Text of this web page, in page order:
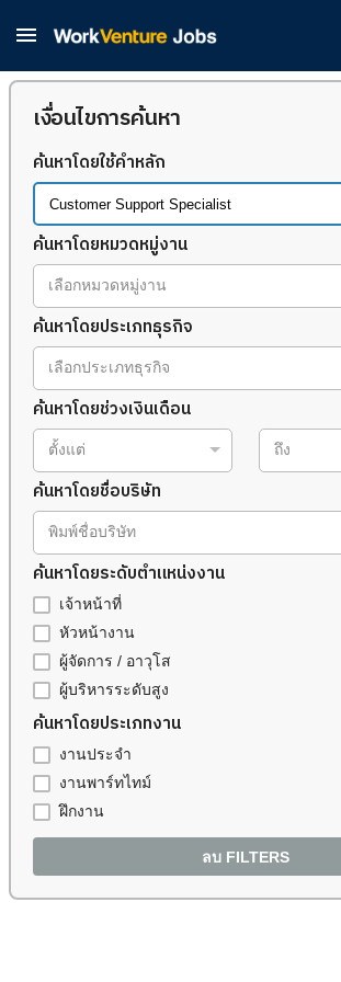

เงื่อนไขการค้นหา
ค้นหาโดยใช้คำหลัก
ค้นหาโดยหมวดหมู่งาน
เลือกหมวดหมู่งาน
ค้นหาโดยประเภทธุรกิจ
เลือกประเภทธุรกิจ
ค้นหาโดยช่วงเงินเดือน
ตั้งแต่ ถึง
ค้นหาโดยชื่อบริษัท
พิมพ์ชื่อบริษัท
ค้นหาโดยระดับตำแหน่งงาน
เจ้าหน้าที่
หัวหน้างาน
ผู้จัดการ / อาวุโส
ผู้บริหารระดับสูง
ค้นหาโดยประเภทงาน
งานประจำ
งานพาร์ทไทม์
ฝึกงาน
ลบ FILTERS